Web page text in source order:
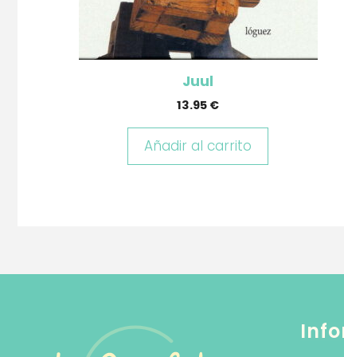
Juul
13.95 €
Añadir al carrito